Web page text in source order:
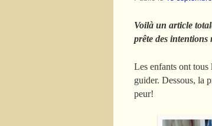
Voilà un article
prête des
Les enfants ont
guider. Dessous, la
peur!